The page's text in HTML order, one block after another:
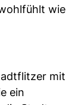
wie
mit
ein